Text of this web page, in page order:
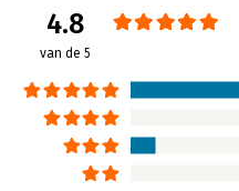
Lees verder
4.8
van de 5